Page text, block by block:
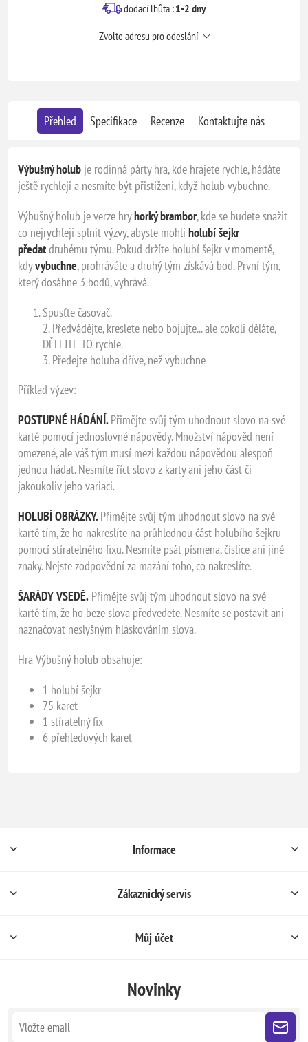
dodací lhůta :1-2 dny
Zvolte adresu pro odeslání
Přehled Specifikace Recenze Kontaktujte nás
Výbušný holub je rodinná párty hra, kde hrajete rychle, hádáte
ještě rychleji a nesmíte být přistiženi, když holub vybuchne.
Výbušný holub je verze hryhorký brambor, kde se budete snažit
co nejrychleji splnit výzvy, abyste mohliholubí šejkr
předatdruhému týmu. Pokud držíte holubí šejkr v momentě,
kdyvybuchne, prohráváte a druhý tým získává bod. První tým,
který dosáhne 3 bodů, vyhrává.
Spusťte časovač.
2. Předvádějte, kreslete nebo bojujte... ale cokoli děláte,
DĚLEJTE TO rychle.
3. Předejte holuba dříve, než vybuchne
Příklad výzev:
POSTUPNÉ HÁDÁNÍ.Přimějte svůj tým uhodnout slovo na své
kartě pomocí jednoslovné nápovědy. Množství nápověd není
omezené, ale váš tým musí mezi každou nápovědou alespoň
jednou hádat. Nesmíte říct slovo z karty ani jeho část či
jakoukoliv jeho variaci.
HOLUBÍ OBRÁZKY.Přimějte svůj tým uhodnout slovo na své
kartě tím, že ho nakreslíte na průhlednou část holubího šejkru
pomocí stíratelného fixu. Nesmíte psát písmena, číslice ani jiné
znaky. Nejste zodpovědní za mazání toho, co nakreslíte.
ŠARÁDY VSEDĚ. Přimějte svůj tým uhodnout slovo na své
kartě tím, že ho beze slova předvedete. Nesmíte se postavit ani
naznačovat neslyšným hláskováním slova.
Hra Výbušný holub obsahuje:
1 holubí šejkr
75 karet
1 stíratelný fix
6 přehledových karet
Informace
Zákaznický servis
Můj účet
Novinky